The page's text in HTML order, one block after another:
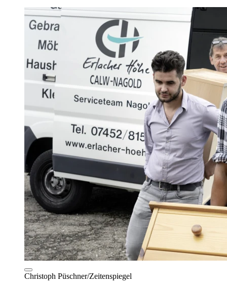
Christoph Püschner/Zeitenspiegel